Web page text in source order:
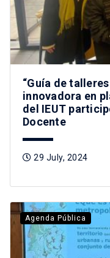
“Guía de
innovadora en
del IEUT
Docente
29 July, 2024
Agenda Pública